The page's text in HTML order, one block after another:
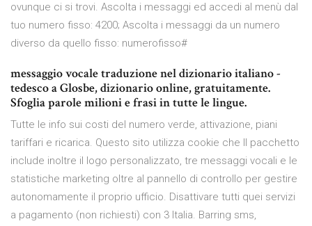
ovunque ci si trovi. Ascolta i messaggi ed accedi al menù dal
tuo numero fisso: 4200; Ascolta i messaggi da un numero
diverso da quello fisso: numerofisso#
messaggio vocale traduzione nel dizionario italiano -
tedesco a Glosbe, dizionario online, gratuitamente.
Sfoglia parole milioni e frasi in tutte le lingue.
Tutte le info sui costi del numero verde, attivazione, piani
tariffari e ricarica. Questo sito utilizza cookie che Il pacchetto
include inoltre il logo personalizzato, tre messaggi vocali e le
statistiche marketing oltre al pannello di controllo per gestire
autonomamente il proprio ufficio. Disattivare tutti quei servizi
a pagamento (non richiesti) con 3 Italia. Barring sms,